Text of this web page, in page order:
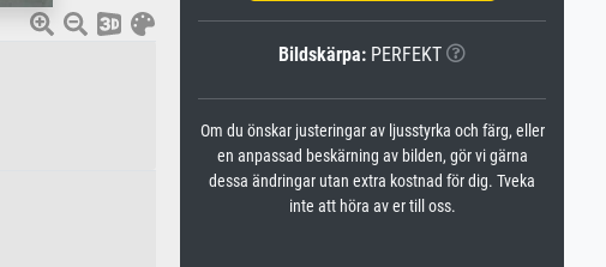
Bildskärpa: PERFEKT
Om du önskar justeringar av ljusstyrka och färg, eller
en anpassad beskärning av bilden, gör vi gärna
dessa ändringar utan extra kostnad för dig. Tveka
inte att höra av er till oss.